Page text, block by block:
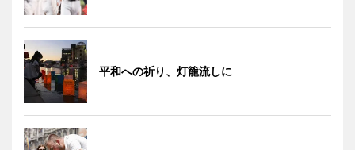
平和への祈り、灯籠流しに